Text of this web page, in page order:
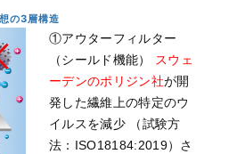
の3層構造
①アウターフィルター
（シールド機能）
スウェ
ーデンのポリジン社が開
発した繊維上の特定のウ
イルスを減少 （試験⽅
法：ISO18184:2019）さ